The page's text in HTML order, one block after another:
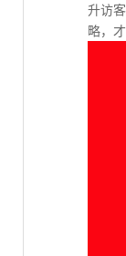
升访
略，